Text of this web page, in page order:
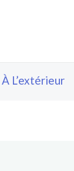
À L’extérieur